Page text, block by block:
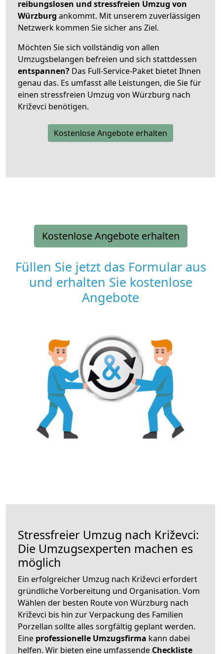
reibungslosen und stressfreien Umzug von
Würzburg ankommt. Mit unserem zuverlässigen
Netzwerk kommen Sie sicher ans Ziel.
Möchten Sie sich vollständig von allen
Umzugsbelangen befreien und sich stattdessen
entspannen? Das Full-Service-Paket bietet Ihnen
genau das. Es umfasst alle Leistungen, die Sie für
einen stressfreien Umzug von Würzburg nach
Križevci benötigen.
Kostenlose Angebote erhalten
Kostenlose Angebote erhalten
Füllen Sie jetzt das Formular aus
und erhalten Sie kostenlose
Angebote
Stressfreier Umzug nach Križevci:
Die Umzugsexperten machen es
möglich
Ein erfolgreicher Umzug nach Križevci erfordert
gründliche Vorbereitung und Organisation. Vom
Wählen der besten Route von Würzburg nach
Križevci bis hin zur Verpackung des Familien
Porzellan sollte alles sorgfältig geplant werden.
Eine professionelle Umzugsfirma kann dabei
helfen. Wir bieten eine umfassende Checkliste